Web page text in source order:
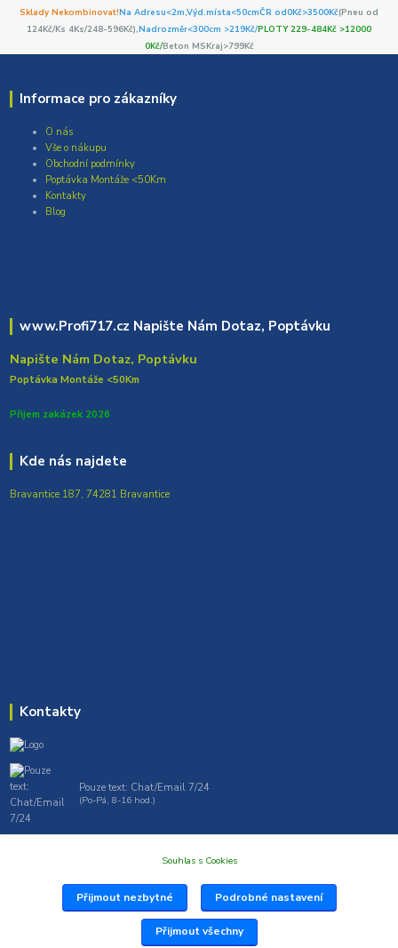
Sklady Nekombinovat!Na Adresu<2m,Výd.místa<50cmČR od0Kč>3500Kč(Pneu od
124Kč/Ks 4Ks/248-596Kč),Nadrozměr<300cm >219Kč/PLOTY 229-484Kč >12000
0Kč/Beton MSKraj>799Kč
Informace pro zákazníky
O nás
Vše o nákupu
Obchodní podmínky
Poptávka Montáže <50Km
Kontakty
Blog
www.Profi717.cz Napište Nám Dotaz, Poptávku
Napište Nám Dotaz, Poptávku
Poptávka Montáže <50Km
Přijem zakázek 2026
Kde nás najdete
Bravantice 187, 74281 Bravantice
Kontakty
Pouze text: Chat/Email 7/24
(Po-Pá, 8-16 hod.)
Souhlas s Cookies
Přijmout nezbytné Podrobné nastavení
Přijmout všechny